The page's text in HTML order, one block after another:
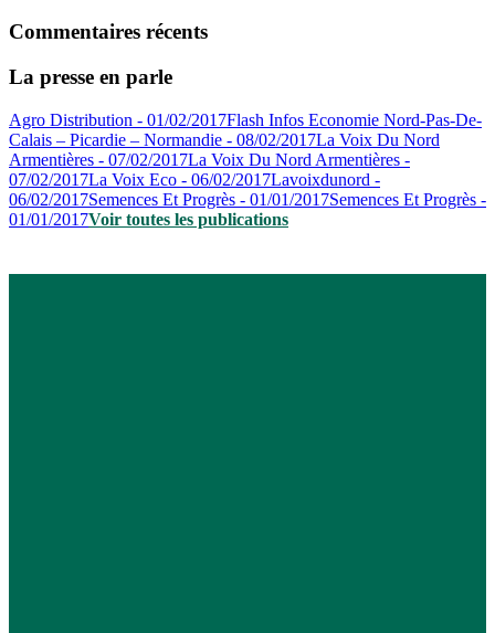
Commentaires récents
La presse en parle
Agro Distribution - 01/02/2017Flash Infos Economie Nord-Pas-De-
Calais – Picardie – Normandie - 08/02/2017La Voix Du Nord
Armentières - 07/02/2017La Voix Du Nord Armentières -
07/02/2017La Voix Eco - 06/02/2017Lavoixdunord -
06/02/2017Semences Et Progrès - 01/01/2017Semences Et Progrès -
01/01/2017Voir toutes les publications